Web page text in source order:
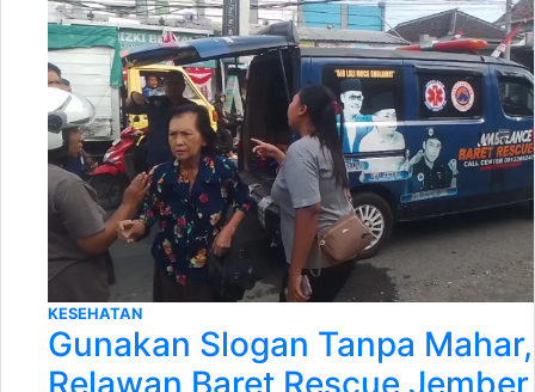
KESEHATAN
Gunakan Slogan Tanpa Mahar,
Relawan Baret Rescue Jember